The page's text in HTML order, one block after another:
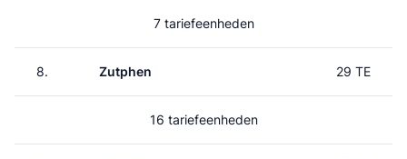
7 tariefeenheden
8. Zutphen 29 TE
16 tariefeenheden